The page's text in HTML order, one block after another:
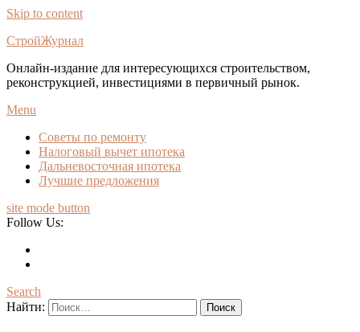
Skip to content
СтройЖурнал
Онлайн-издание для интересующихся строительством,
реконструкцией, инвестициями в первичный рынок.
Menu
Советы по ремонту
Налоговый вычет ипотека
Дальневосточная ипотека
Лучшие предложения
site mode button
Follow Us:
Search
Найти: